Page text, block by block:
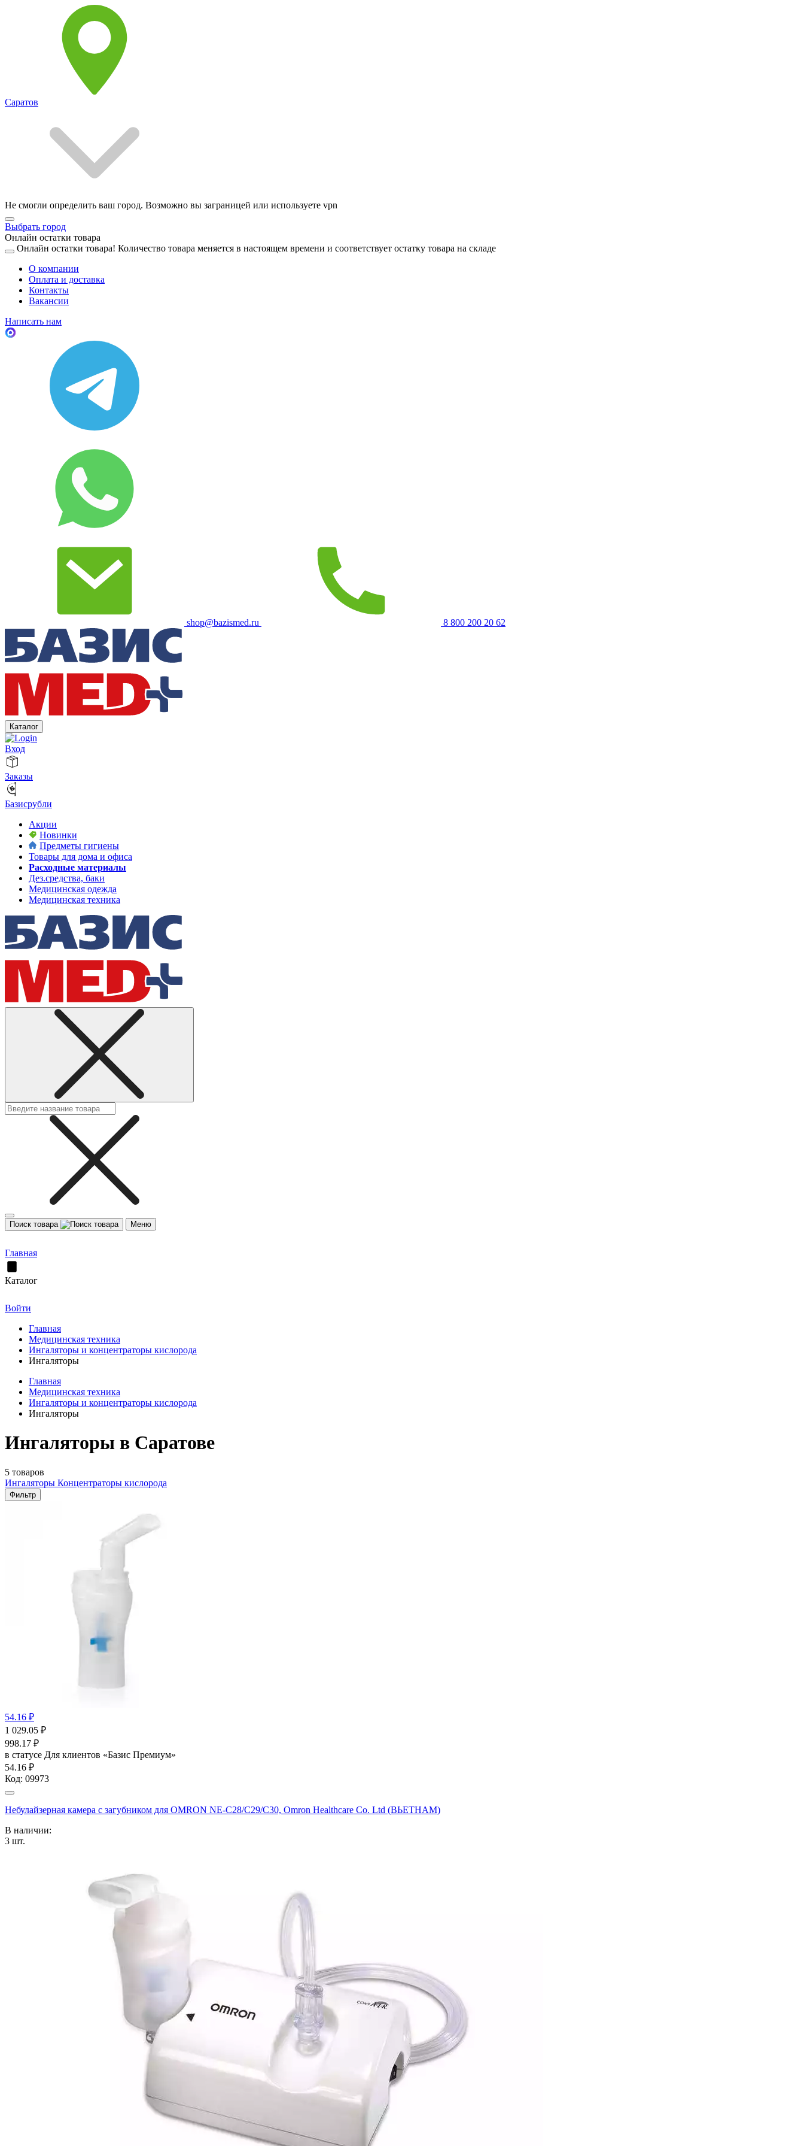
Саратов
Не смогли определить ваш город. Возможно вы заграницей или используете vpn
Выбрать город
Онлайн остатки товара
Онлайн остатки товара! Количество товара меняется в настоящем времени и соответствует остатку товара на складе
О компании
Оплата и доставка
Контакты
Вакансии
Написать нам
shop@bazismed.ru 8 800 200 20 62
Каталог
Вход
Заказы
Базисрубли
Акции
Новинки
Предметы гигиены
Товары для дома и офиса
Расходные материалы
Дез.средства, баки
Медицинская одежда
Медицинская техника
Поиск товара Меню
Главная
Каталог
Войти
Главная
Медицинская техника
Ингаляторы и концентраторы кислорода
Ингаляторы
Главная
Медицинская техника
Ингаляторы и концентраторы кислорода
Ингаляторы
Ингаляторы в Саратове
5 товаров
Ингаляторы Концентраторы кислорода
Фильтр
54.16 ₽
1 029.05 ₽
998.17 ₽
в статусе Для клиентов «Базис Премиум»
54.16 ₽
Код: 09973
Небулайзерная камера с загубником для OMRON NE-C28/С29/С30, Omron Healthcare Co. Ltd (ВЬЕТНАМ)
В наличии:
3 шт.